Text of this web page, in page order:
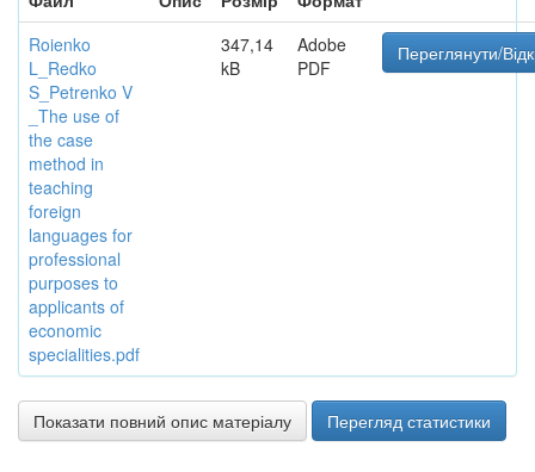
Roienko
L_Redko
S_Petrenko V
_The use of
the case
method in
teaching
foreign
languages for
professional
purposes to
applicants of
economic
specialities.pdf
347,14
kB
Adobe
PDF
Переглянути/
Показати повний опис матеріалу Перегляд статистики